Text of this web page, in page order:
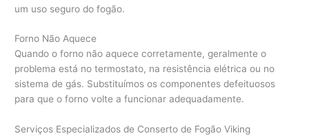
um uso seguro do fogão.
Forno Não Aquece
Quando o forno não aquece corretamente, geralmente o
problema está no termostato, na resistência elétrica ou no
sistema de gás. Substituímos os componentes defeituosos
para que o forno volte a funcionar adequadamente.
Serviços Especializados de Conserto de Fogão Viking